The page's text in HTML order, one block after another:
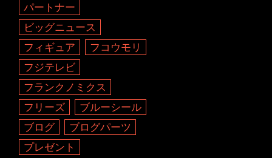
パートナー
ビッグニュース
フィギュア
フコウモリ
フジテレビ
フランクノミクス
フリーズ
ブルーシール
ブログ
ブログパーツ
プレゼント